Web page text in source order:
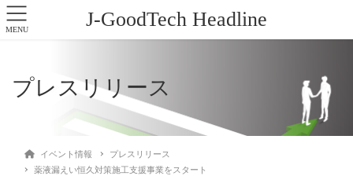
J-GoodTech Headline
プレスリリース
イベント情報
プレスリリース
薬液漏えい恒久対策施工支援事業をスタート
MENU